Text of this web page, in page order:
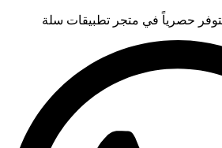
حصرياً في متجر تطبيقات سلة